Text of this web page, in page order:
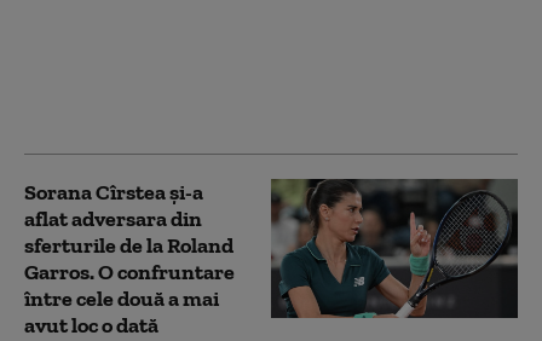
Sorana Cîrstea și-a
aflat adversara din
sferturile de la Roland
Garros. O confruntare
între cele două a mai
avut loc o dată